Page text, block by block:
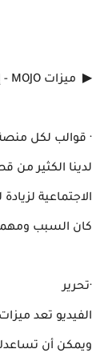
▶ ️ ميزات MOJO - إنشاء قصص إنستغرام متحركة
· قوالب لكل
الاجتماعية
كان السبب
·تحرير
الفيديو تعد
ويمكن أن